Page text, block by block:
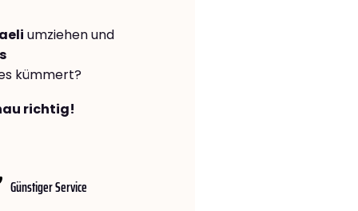
umziehen und
kümmert?
richtig!
Günstiger Service